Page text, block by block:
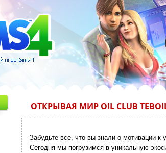
ОТКРЫВАЯ МИР OIL CLUB
Забудьте все, что вы знали о мотивации
Сегодня мы погрузимся в уникальную